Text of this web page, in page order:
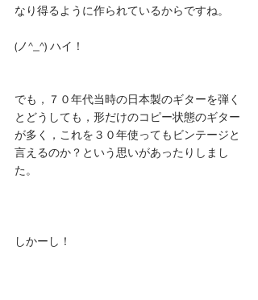
なり得るように作られているからですね。
(ノ^_^) ハイ！
でも，７０年代当時の日本製のギターを弾く
とどうしても，形だけのコピー状態のギター
が多く，これを３０年使ってもビンテージと
言えるのか？という思いがあったりしまし
た。
しかーし！